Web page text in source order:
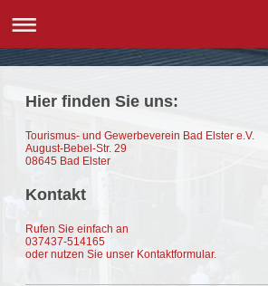
Hier finden Sie uns:
Tourismus- und Gewerbeverein Bad Elster e.V.
August-Bebel-Str. 29
08645 Bad Elster
Kontakt
Rufen Sie einfach an
037437-514165
oder nutzen Sie unser Kontaktformular.